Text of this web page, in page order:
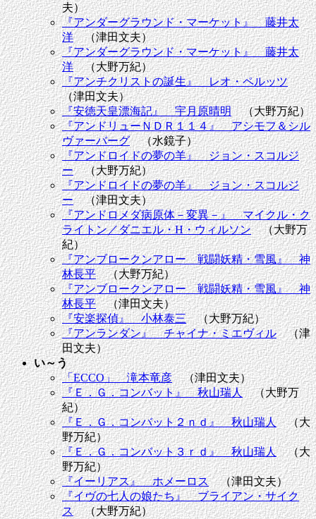
夫）
『アンダーグラウンド・マーケット』 藤井太
洋（津田文夫）
『アンダーグラウンド・マーケット』 藤井太
洋（大野万紀）
『アンチクリストの誕生』 レオ・ペルッツ
（津田文夫）
『安徳天皇漂海記』 宇月原晴明（大野万紀）
『アンドリューＮＤＲ１１４』 アシモフ＆シル
ヴァーバーグ（水鏡子）
『アンドロイドの夢の羊』 ジョン・スコルジ
ー（大野万紀）
『アンドロイドの夢の羊』 ジョン・スコルジ
ー（津田文夫）
『アンドロメダ病原体－変異－』 マイクル・ク
ライトン／ダニエル・H・ウィルソン（大野万
紀）
『アンブロークンアロー 戦闘妖精・雪風』 神
林長平（大野万紀）
『アンブロークンアロー 戦闘妖精・雪風』 神
林長平（津田文夫）
『安楽探偵』 小林泰三（大野万紀）
『アンランダン』 チャイナ・ミエヴィル（津
田文夫）
い～う
「ECCO」 滝本竜彦（津田文夫）
『Ｅ．Ｇ．コンバット』 秋山瑞人（大野万
紀）
『Ｅ．Ｇ．コンバット２ｎｄ』 秋山瑞人（大
野万紀）
『Ｅ．Ｇ．コンバット３ｒｄ』 秋山瑞人（大
野万紀）
『イーリアス』 ホメーロス（津田文夫）
『イヴの七人の娘たち』 ブライアン・サイク
ス（大野万紀）